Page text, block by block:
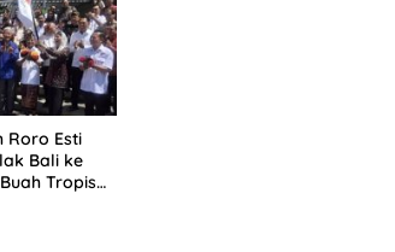
Roro Esti
Bali ke
Tropis